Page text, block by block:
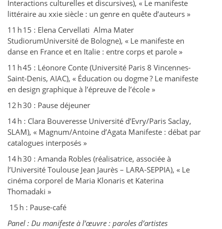
Interactions culturelles et discursives), « Le manifeste
littéraire au xxie siècle : un genre en quête d’auteurs »
11 h 15 : Elena Cervellati Alma Mater
StudiorumUniversité de Bologne), « Le manifeste en
danse en France et en Italie : entre corps et parole »
11 h 45 : Léonore Conte (Université Paris 8 Vincennes-
Saint-Denis, AIAC), « Éducation ou dogme ? Le manifeste
en design graphique à l’épreuve de l’école »
12 h 30 : Pause déjeuner
14 h : Clara Bouveresse Université d’Evry/Paris Saclay,
SLAM), « Magnum/Antoine d’Agata Manifeste : débat par
catalogues interposés »
14 h 30 : Amanda Robles (réalisatrice, associée à
l’Université Toulouse Jean Jaurès – LARA-SEPPIA), « Le
cinéma corporel de Maria Klonaris et Katerina
Thomadaki »
15 h : Pause-café
Panel : Du manifeste à l’œuvre : paroles d’artistes